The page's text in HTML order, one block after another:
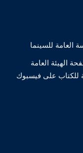
العامة للسينما
الهيئة العامة
للكتاب على فيسبوك